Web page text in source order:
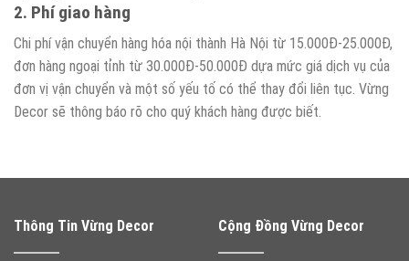
2. Phí giao hàng
Chi phí vận chuyển hàng hóa nội thành Hà Nội từ 15.000Đ-25.000Đ,
đơn hàng ngoại tỉnh từ 30.000Đ-50.000Đ dựa mức giá dịch vụ của
đơn vị vận chuyển và một số yếu tố có thể thay đổi liên tục. Vừng
Decor sẽ thông báo rõ cho quý khách hàng được biết.
Thông Tin Vừng Decor Cộng Đồng Vừng Decor